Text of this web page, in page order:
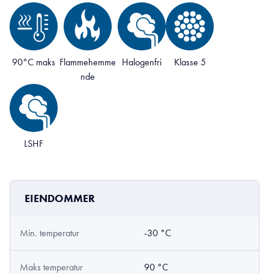
90°C maks Flammehemme
nde
Halogenfri Klasse 5
LSHF
EIENDOMMER
Min. temperatur -30 °C
Maks temperatur 90 °C